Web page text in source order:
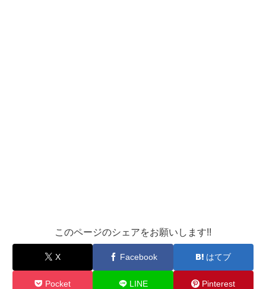
このページのシェアをお願いします!!
X Facebook はてブ
Pocket LINE Pinterest